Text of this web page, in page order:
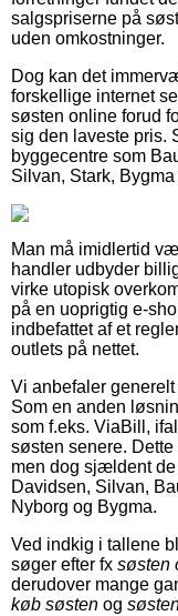
salgspriserne på
uden omkostninger.
Dog kan det
forskellige internet
søsten online forud
sig den laveste pris.
byggecentre som
Silvan, Stark,
Man må imidlertid
handler udbyder
virke utopisk
på en uoprigtig e-
indbefattet af et
outlets på nettet.
Vi anbefaler
Som en anden
som f.eks. ViaBill,
søsten senere.
men dog sjældent
Davidsen, Silvan,
Nyborg og Bygma.
Ved indkig i tallene
søger efter fx søsten
derudover mange
køb søsten og